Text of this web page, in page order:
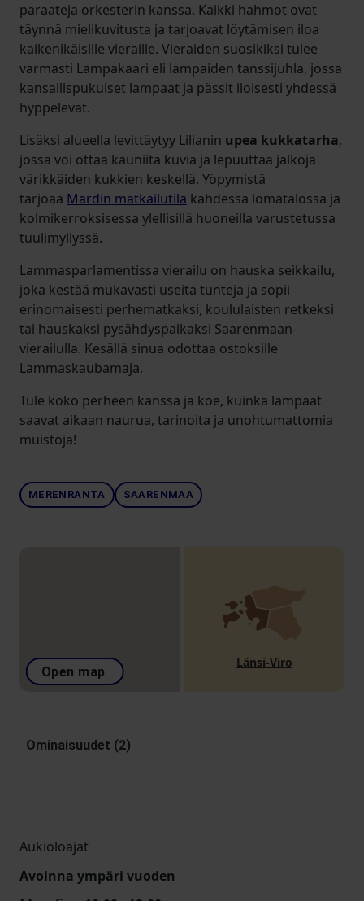
paraateja orkesterin kanssa. Kaikki hahmot ovat
täynnä mielikuvitusta ja tarjoavat löytämisen iloa
kaikenikäisille vieraille. Vieraiden suosikiksi tulee
varmasti Lampakaari eli lampaiden tanssijuhla, jossa
kansallispukuiset lampaat ja pässit iloisesti yhdessä
hyppelevät.
Lisäksi alueella levittäytyy Lilianin upea kukkatarha,
jossa voi ottaa kauniita kuvia ja lepuuttaa jalkoja
värikkäiden kukkien keskellä. Yöpymistä
tarjoaa Mardin matkailutila kahdessa lomatalossa ja
kolmikerroksisessa ylellisillä huoneilla varustetussa
tuulimyllyssä.
Lammasparlamentissa vierailu on hauska seikkailu,
joka kestää mukavasti useita tunteja ja sopii
erinomaisesti perhematkaksi, koululaisten retkeksi
tai hauskaksi pysähdyspaikaksi Saarenmaan-
vierailulla. Kesällä sinua odottaa ostoksille
Lammaskaubamaja.
Tule koko perheen kanssa ja koe, kuinka lampaat
saavat aikaan naurua, tarinoita ja unohtumattomia
muistoja!
MERENRANTA SAARENMAA
Open map
Länsi-Viro
Ominaisuudet (2)
Aukioloajat
Avoinna ympäri vuoden